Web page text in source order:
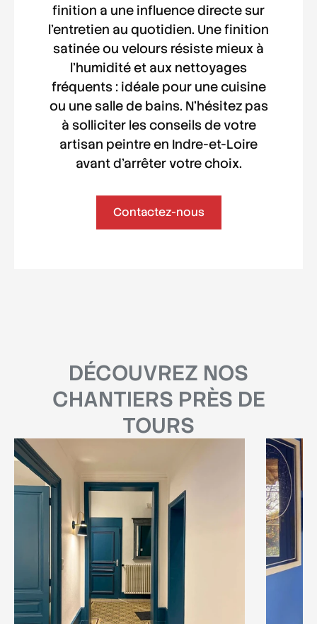
finition a une influence directe sur
l'entretien au quotidien. Une finition
satinée ou velours résiste mieux à
l'humidité et aux nettoyages
fréquents : idéale pour une cuisine
ou unesalle de bains. N'hésitez pas
à solliciter les conseils de votre
artisan peintreen Indre-et-Loire
avant d'arrêter votre choix.
Contactez-nous
DÉCOUVREZ NOS
CHANTIERS PRÈS DE
TOURS